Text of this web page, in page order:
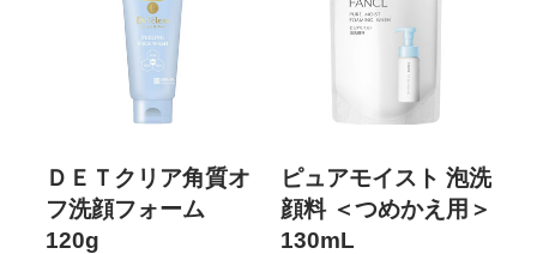
ＤＥＴクリア角質オ
フ洗顔フォーム
120g
ピュアモイスト 泡洗
顔料 ＜つめかえ用＞
130mL